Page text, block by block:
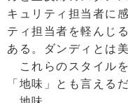
キュリティ担当者に
ティ担当者を軽んじ
ある。ダンディとは
これらのスタイル
「地味」とも言える